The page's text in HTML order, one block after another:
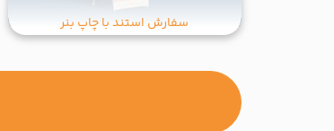
سفارش استند با چاپ بنر